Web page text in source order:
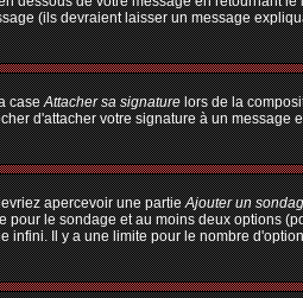
(ils devraient laisser un message
caseAttacher sa signaturelors de la
d'attacher votre signature à un message
apercevoir une partieAjouter un
le sondage et au moins deux options
Il y a une limite pour le nombre